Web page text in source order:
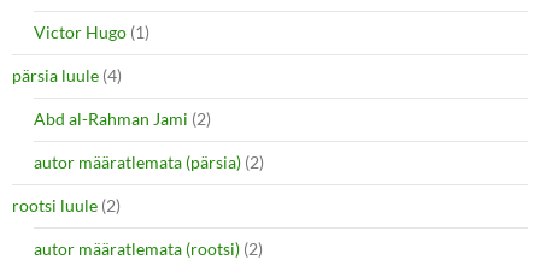
Victor Hugo (1)
pärsia luule (4)
Abd al-Rahman Jami (2)
autor määratlemata (pärsia) (2)
rootsi luule (2)
autor määratlemata (rootsi) (2)